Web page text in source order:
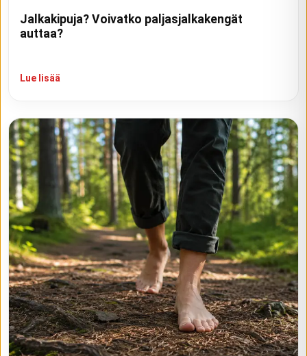
Jalkakipuja? Voivatko paljasjalkakengät
auttaa?
Lue lisää